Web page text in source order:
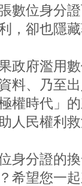
數位身分
，卻也隱
政府濫用
料、乃至
權時代」
人民權利
身分證的
希望您一